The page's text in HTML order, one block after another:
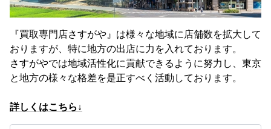
『買取専門店さすがや』は様々な地域に店舗数を拡大して
おりますが、特に地方の出店に力を入れております。
さすがやでは地域活性化に貢献できるように努力し、東京
と地方の様々な格差を是正すべく活動しております。
詳しくはこちら↓